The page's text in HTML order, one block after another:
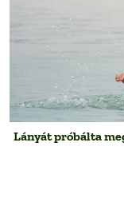
Lányát próbálta